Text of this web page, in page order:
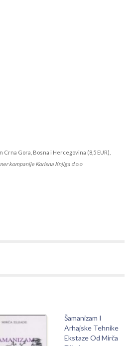
Gora, Bosna i Hercegovina (8,5 EUR),
kompanije Korisna Knjiga d.o.o
Šamanizam I
Arhajske Tehnike
Ekstaze Od Mirča